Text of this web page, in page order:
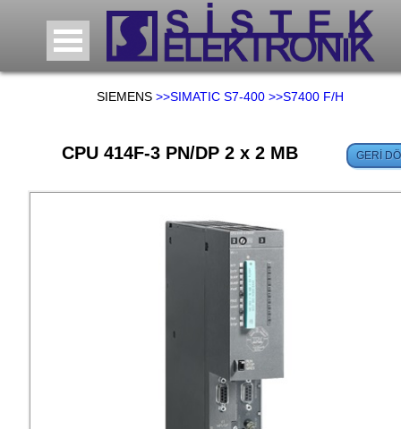
SIEMENS >>SIMATIC S7-400 >>S7400 F/H
CPU 414F-3 PN/DP 2 x 2 MB